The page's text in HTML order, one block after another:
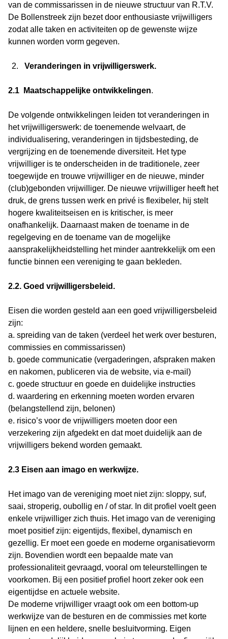
van de commissarissen in de nieuwe structuur van R.T.V.
De Bollenstreek zijn bezet door enthousiaste vrijwilligers
zodat alle taken en activiteiten op de gewenste wijze
kunnen worden vorm gegeven.
Veranderingen in vrijwilligerswerk.
2.1 Maatschappelijke ontwikkelingen.
De volgende ontwikkelingen leiden tot veranderingen in
het vrijwilligerswerk: de toenemende welvaart, de
individualisering, veranderingen in tijdsbesteding, de
vergrijzing en de toenemende diversiteit. Het type
vrijwilliger is te onderscheiden in de traditionele, zeer
toegewijde en trouwe vrijwilliger en de nieuwe, minder
(club)gebonden vrijwilliger. De nieuwe vrijwilliger heeft het
druk, de grens tussen werk en privé is flexibeler, hij stelt
hogere kwaliteitseisen en is kritischer, is meer
onafhankelijk. Daarnaast maken de toename in de
regelgeving en de toename van de mogelijke
aansprakelijkheidstelling het minder aantrekkelijk om een
functie binnen een vereniging te gaan bekleden.
2.2. Goed vrijwilligersbeleid.
Eisen die worden gesteld aan een goed vrijwilligersbeleid
zijn:
a. spreiding van de taken (verdeel het werk over besturen,
commissies en commissarissen)
b. goede communicatie (vergaderingen, afspraken maken
en nakomen, publiceren via de website, via e-mail)
c. goede structuur en goede en duidelijke instructies
d. waardering en erkenning moeten worden ervaren
(belangstellend zijn, belonen)
e. risico’s voor de vrijwilligers moeten door een
verzekering zijn afgedekt en dat moet duidelijk aan de
vrijwilligers bekend worden gemaakt.
2.3 Eisen aan imago en werkwijze.
Het imago van de vereniging moet niet zijn: sloppy, suf,
saai, stroperig, oubollig en / of star. In dit profiel voelt geen
enkele vrijwilliger zich thuis. Het imago van de vereniging
moet positief zijn: eigentijds, flexibel, dynamisch en
gezellig. Er moet een goede en moderne organisatievorm
zijn. Bovendien wordt een bepaalde mate van
professionaliteit gevraagd, vooral om teleurstellingen te
voorkomen. Bij een positief profiel hoort zeker ook een
eigentijdse en actuele website.
De moderne vrijwilliger vraagt ook om een bottom-up
werkwijze van de besturen en de commissies met korte
lijnen en een heldere, snelle besluitvorming. Eigen